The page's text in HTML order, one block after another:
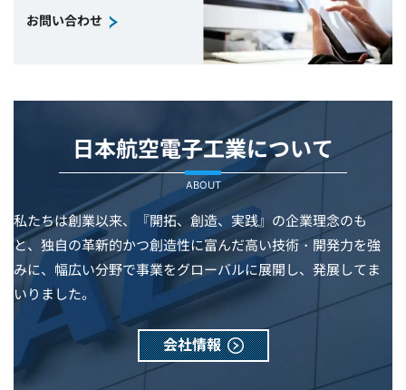
お問い合わせ
日本航空電子工業について
ABOUT
私たちは創業以来、『開拓、創造、実践』の企業理念のも
と、独自の革新的かつ創造性に富んだ高い技術・開発力を強
みに、幅広い分野で事業をグローバルに展開し、発展してま
いりました。
会社情報